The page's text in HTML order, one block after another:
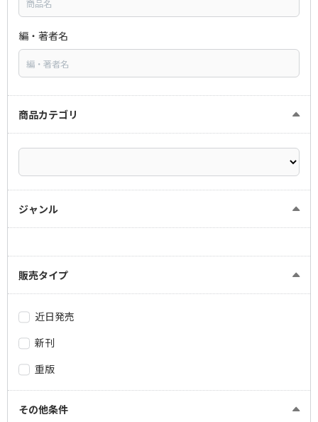
編・著者名
商品カテゴリ
ジャンル
販売タイプ
近日発売
新刊
重版
その他条件